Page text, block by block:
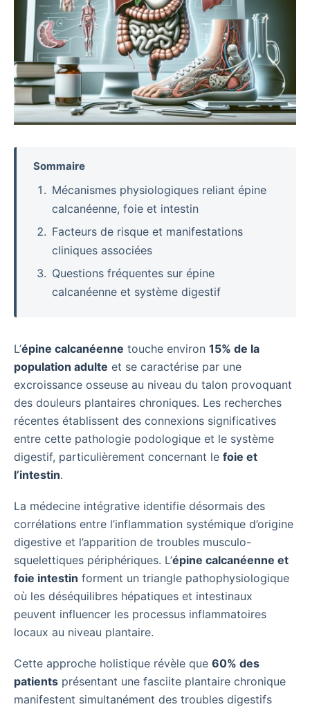
Sommaire
Mécanismes physiologiques reliant épine
calcanéenne, foie et intestin
Facteurs de risque et manifestations
cliniques associées
Questions fréquentes sur épine
calcanéenne et système digestif
L’épine calcanéenne touche environ 15% de la
population adulte et se caractérise par une
excroissance osseuse au niveau du talon provoquant
des douleurs plantaires chroniques. Les recherches
récentes établissent des connexions significatives
entre cette pathologie podologique et le système
digestif, particulièrement concernant le foie et
l’intestin.
La médecine intégrative identifie désormais des
corrélations entre l’inflammation systémique d’origine
digestive et l’apparition de troubles musculo-
squelettiques périphériques. L’épine calcanéenne et
foie intestin forment un triangle pathophysiologique
où les déséquilibres hépatiques et intestinaux
peuvent influencer les processus inflammatoires
locaux au niveau plantaire.
Cette approche holistique révèle que 60% des
patients présentant une fasciite plantaire chronique
manifestent simultanément des troubles digestifs